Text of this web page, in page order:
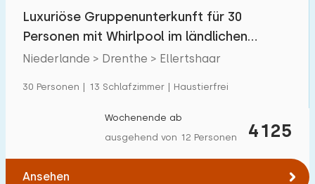
Im Ferienpark
Einfamilienhaus
Ferienbauernhof
Tiny house
Luxuriöse Gruppenunterkunft für 30
Personen mit Whirlpool im ländlichen
Ellertshaar
Niederlande > Drenthe > Ellertshaar
30 Personen | 13 Schlafzimmer | Haustierfrei
4125
Wochenende ab
ausgehend von 12 Personen
Ansehen